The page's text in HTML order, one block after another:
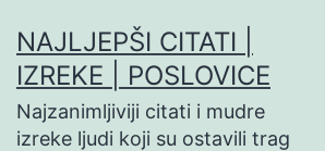
na
sadržaj
NAJLJEPŠI CITATI |
IZREKE | POSLOVICE
Najzanimljiviji citati i mudre
izreke ljudi koji su ostavili trag